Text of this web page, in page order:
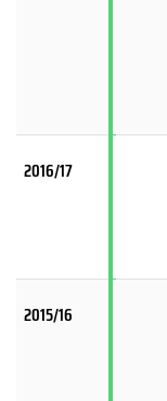
2016/17
2015/16